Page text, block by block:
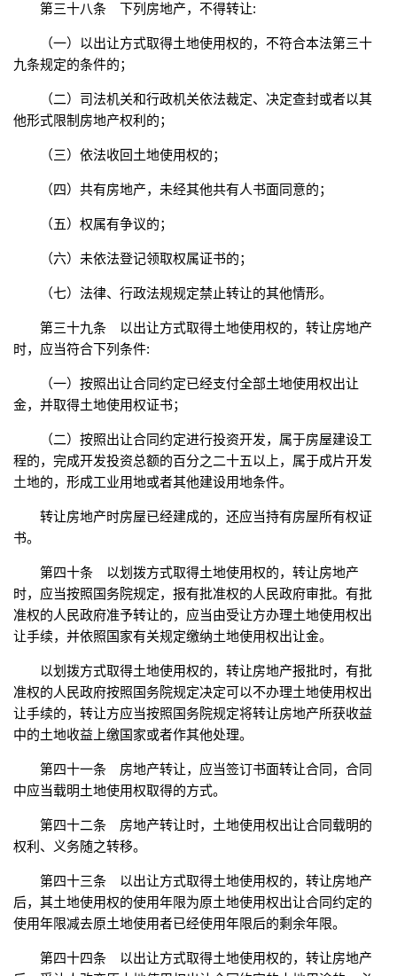
第三十八条 下列房地产，不得转让:
（一）以出让方式取得土地使用权的，不符合本法第三十
九条规定的条件的；
（二）司法机关和行政机关依法裁定、决定查封或者以其
他形式限制房地产权利的；
（三）依法收回土地使用权的；
（四）共有房地产，未经其他共有人书面同意的；
（五）权属有争议的；
（六）未依法登记领取权属证书的；
（七）法律、行政法规规定禁止转让的其他情形。
第三十九条 以出让方式取得土地使用权的，转让房地产
时，应当符合下列条件:
（一）按照出让合同约定已经支付全部土地使用权出让
金，并取得土地使用权证书；
（二）按照出让合同约定进行投资开发，属于房屋建设工
程的，完成开发投资总额的百分之二十五以上，属于成片开发
土地的，形成工业用地或者其他建设用地条件。
转让房地产时房屋已经建成的，还应当持有房屋所有权证
书。
第四十条 以划拨方式取得土地使用权的，转让房地产
时，应当按照国务院规定，报有批准权的人民政府审批。有批
准权的人民政府准予转让的，应当由受让方办理土地使用权出
让手续，并依照国家有关规定缴纳土地使用权出让金。
以划拨方式取得土地使用权的，转让房地产报批时，有批
准权的人民政府按照国务院规定决定可以不办理土地使用权出
让手续的，转让方应当按照国务院规定将转让房地产所获收益
中的土地收益上缴国家或者作其他处理。
第四十一条 房地产转让，应当签订书面转让合同，合同
中应当载明土地使用权取得的方式。
第四十二条 房地产转让时，土地使用权出让合同载明的
权利、义务随之转移。
第四十三条 以出让方式取得土地使用权的，转让房地产
后，其土地使用权的使用年限为原土地使用权出让合同约定的
使用年限减去原土地使用者已经使用年限后的剩余年限。
第四十四条 以出让方式取得土地使用权的，转让房地产